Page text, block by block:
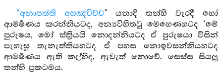
“අනාපත්ති අසඤ්චිච්ච” යනාදි තන්හි වැරදී හෝ
ආමර්‍ෂණය කරන්නියටද, අන්‍යවිහිතවූ මෙහෙණහටද ‘මේ
පුරුෂය, මෝ ස්ත්‍රියයි නොදන්නියටද ඒ පුරුෂයා විසින්
පැහැසූ තැනැත්තියහටද ඒ පහස නොඉවසන්නියහටද
ආමර්‍ෂණය ඇති කල්හිද, ඇවැත් නොවේ. සෙස්ස සියලු
තන්හි ප්‍රකටමය.